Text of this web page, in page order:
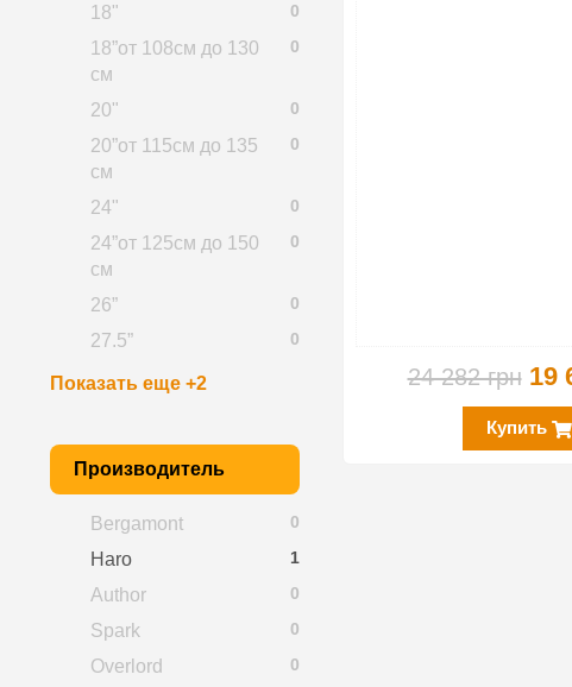
24 282 грн 19
Купить
0
18"
0
18”от 108см до 130
см
0
20"
0
20”от 115см до 135
см
0
24"
0
24”от 125см до 150
см
0
26”
0
27.5”
Показать еще +2
Производитель
0
Bergamont
1
Haro
0
Author
0
Spark
0
Overlord